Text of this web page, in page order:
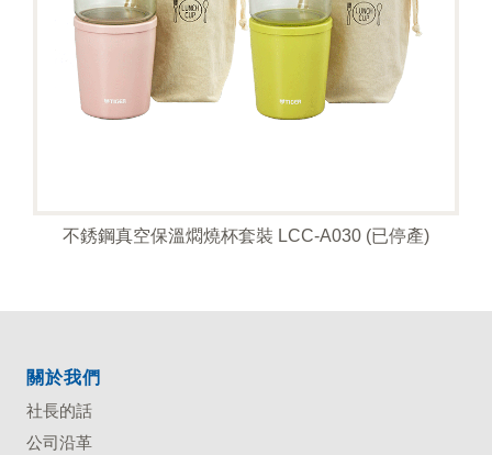
不銹鋼真空保溫燜燒杯套裝 LCC-A030 (已停產)
關於我們
社長的話
公司沿革